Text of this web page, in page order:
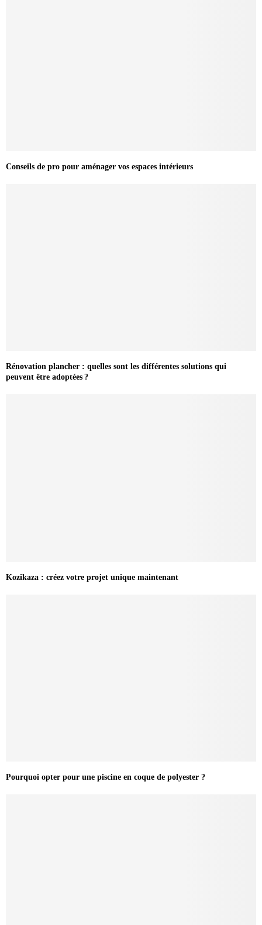
Conseils de pro pour aménager vos espaces intérieurs
Rénovation plancher : quelles sont les différentes solutions qui
peuvent être adoptées ?
Kozikaza : créez votre projet unique maintenant
Pourquoi opter pour une piscine en coque de polyester ?